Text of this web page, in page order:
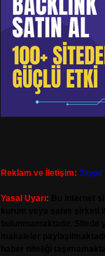
Reklam ve İletişim:
Yasal Uyarı: